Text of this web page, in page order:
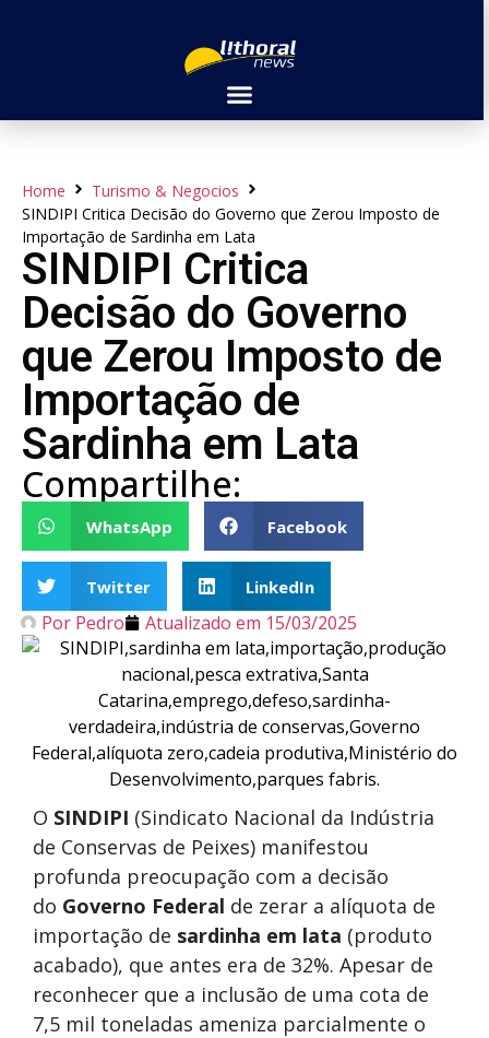
Home
Turismo & Negocios
SINDIPI Critica Decisão do Governo que Zerou Imposto de
Importação de Sardinha em Lata
SINDIPI Critica
Decisão do Governo
que Zerou Imposto de
Importação de
Sardinha em Lata
Compartilhe:
WhatsApp Facebook
Twitter LinkedIn
Por Pedro Atualizado em 15/03/2025
O SINDIPI (Sindicato Nacional da Indústria
de Conservas de Peixes) manifestou
profunda preocupação com a decisão
do Governo Federal de zerar a alíquota de
importação de sardinha em lata (produto
acabado), que antes era de 32%. Apesar de
reconhecer que a inclusão de uma cota de
7,5 mil toneladas ameniza parcialmente o